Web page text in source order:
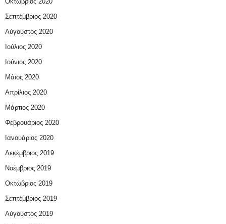
Σεπτέμβριος 2020
Αύγουστος 2020
Ιούλιος 2020
Ιούνιος 2020
Μάιος 2020
Απρίλιος 2020
Μάρτιος 2020
Φεβρουάριος 2020
Ιανουάριος 2020
Δεκέμβριος 2019
Νοέμβριος 2019
Οκτώβριος 2019
Σεπτέμβριος 2019
Αύγουστος 2019